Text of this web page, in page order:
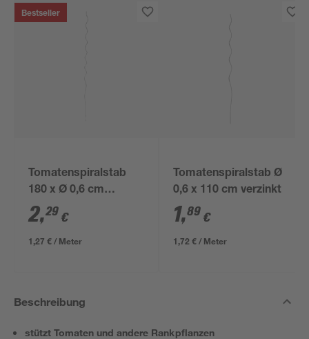
Bestseller
Tomatenspiralstab
180 x Ø 0,6 cm
verzinkt
2,29 €
1,27 € / Meter
Tomatenspiralstab Ø
0,6 x 110 cm verzinkt
1,89 €
1,72 € / Meter
Beschreibung
stützt Tomaten und andere Rankpflanzen